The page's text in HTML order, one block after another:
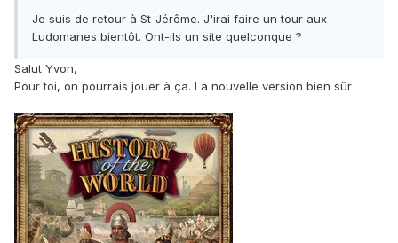
Je suis de retour à St-Jérôme. J'irai faire un tour aux
Ludomanes bientôt. Ont-ils un site quelconque ?
Salut Yvon,
Pour toi, on pourrais jouer à ça. La nouvelle version bien sûr